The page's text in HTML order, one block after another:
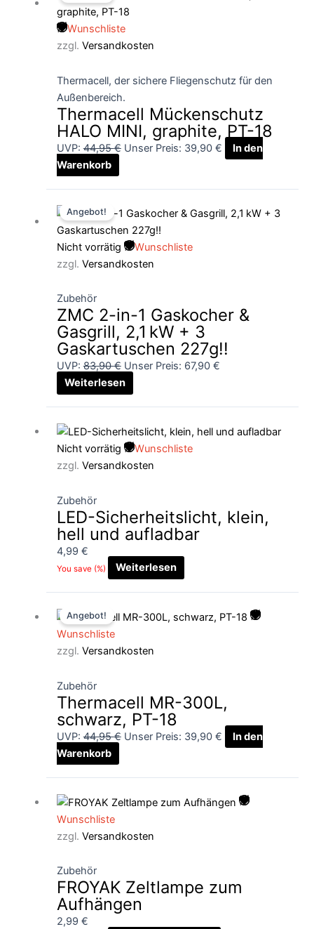
Wunschliste
zzgl. Versandkosten
Thermacell, der sichere Fliegenschutz für den
Außenbereich.
Thermacell Mückenschutz
HALO MINI, graphite, PT-18
UVP: 44,95€
war:
44,95 €
Unser Preis: 39,90 €
In den
Warenkorb
Nicht vorrätig
Angebot!
Wunschliste
zzgl. Versandkosten
Zubehör
ZMC 2-in-1 Gaskocher &
Gasgrill, 2,1 kW + 3
Gaskartuschen 227g!!
UVP: 83,90€
Preis
war:
83,90 €
Unser Preis: 67,90 €
Preis
Weiterlesen
Nicht vorrätig
Wunschliste
zzgl. Versandkosten
Zubehör
LED-Sicherheitslicht, klein,
hell und aufladbar
4,99 €
You save (%) Weiterlesen
Angebot!
Wunschliste
zzgl. Versandkosten
Zubehör
Thermacell MR-300L,
schwarz, PT-18
UVP: 44,95€
Preis
44,95 €
Unser Preis: 39,90 €
Preis
In den
Warenkorb
Wunschliste
zzgl. Versandkosten
Zubehör
FROYAK Zeltlampe zum
Aufhängen
2,99 €
Produkt
Die